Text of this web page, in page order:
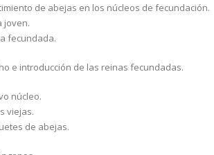
de abejas en los núcleos de fecundación.
joven.
fecundada.
e introducción de las reinas fecundadas.
núcleo.
viejas.
de abejas.